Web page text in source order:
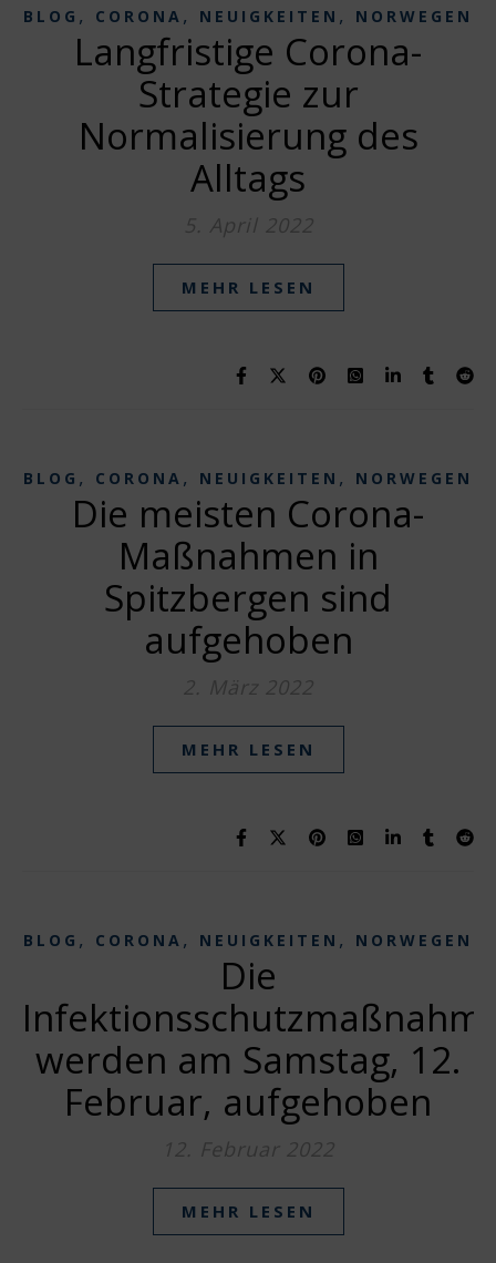
BLOG , CORONA , NEUIGKEITEN , NORWEGEN
Langfristige Corona-
Strategie zur
Normalisierung des
Alltags
5. April 2022
MEHR LESEN
BLOG , CORONA , NEUIGKEITEN , NORWEGEN
Die meisten Corona-
Maßnahmen in
Spitzbergen sind
aufgehoben
2. März 2022
MEHR LESEN
BLOG , CORONA , NEUIGKEITEN , NORWEGEN
Die
werden am Samstag, 12.
Februar, aufgehoben
12. Februar 2022
MEHR LESEN